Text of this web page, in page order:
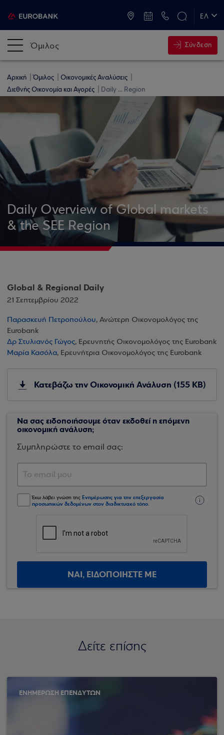
ΕΛ
Όμιλος Σύνδεση
Αρχική Όμιλος
Οικονομικές Αναλύσεις
Διεθνής Οικονομία και Αγορές
Daily ... Region
Daily Overview of Global markets
& the SEE Region
Global & Regional Daily
21 Σεπτεμβρίου 2022
Παρασκευή Πετροπούλου, Ανώτερη Οικονομολόγος της
Eurobank
Δρ Στυλιανός Γώγος, Ερευνητής Οικονομολόγος της Eurobank
Μαρία Κασόλα, Ερευνήτρια Οικονομολόγος της Eurobank
Κατεβάζω την Οικονομική Ανάλυση (155 KB)
Να σας ειδοποιήσουμε όταν εκδοθεί η επόμενη
οικονομική ανάλυση;
Συμπληρώστε το email σας:
Έχω λάβει γνώση της Ενημέρωσης για την επεξεργασία
προσωπικών δεδομένων στον διαδικτυακό τόπο.
ΝΑΙ, ΕΙΔΟΠΟΙΗΣΤΕ ΜΕ
Δείτε επίσης
ΕΝΗΜΕΡΩΣΗ ΕΠΕΝΔΥΤΩΝ